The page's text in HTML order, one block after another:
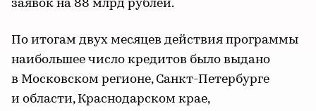
заявок на 88 млрд рублей.
По итогам двух месяцев действия программы
наибольшее число кредитов было выдано
в Московском регионе, Санкт-Петербурге
и области, Краснодарском крае,